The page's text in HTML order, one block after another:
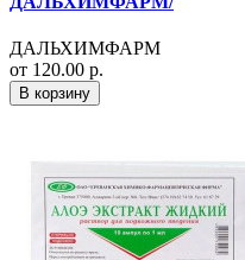
ДАЛЬХИМФАРМ
от 120.00 р.
В корзину